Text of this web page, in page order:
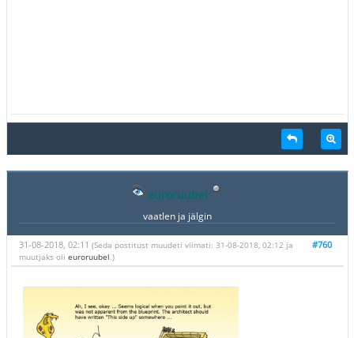
euroruubel
vaatlen ja jälgin
#760
31-08-2018, 02:11 (Seda postitust muudeti viimati: 31-08-2018, 02:12 ja
muutjaks oli euroruubel .)